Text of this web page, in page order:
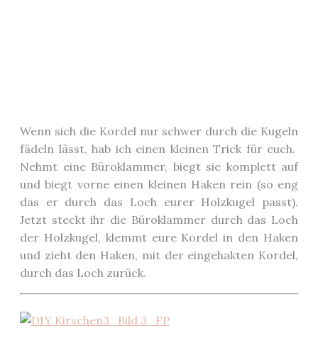
Wenn sich die Kordel nur schwer durch die Kugeln
fädeln lässt, hab ich einen kleinen Trick für euch.
Nehmt eine Büroklammer, biegt sie komplett auf
und biegt vorne einen kleinen Haken rein (so eng
das er durch das Loch eurer Holzkugel passt).
Jetzt steckt ihr die Büroklammer durch das Loch
der Holzkugel, klemmt eure Kordel in den Haken
und zieht den Haken, mit der eingehakten Kordel,
durch das Loch zurück.